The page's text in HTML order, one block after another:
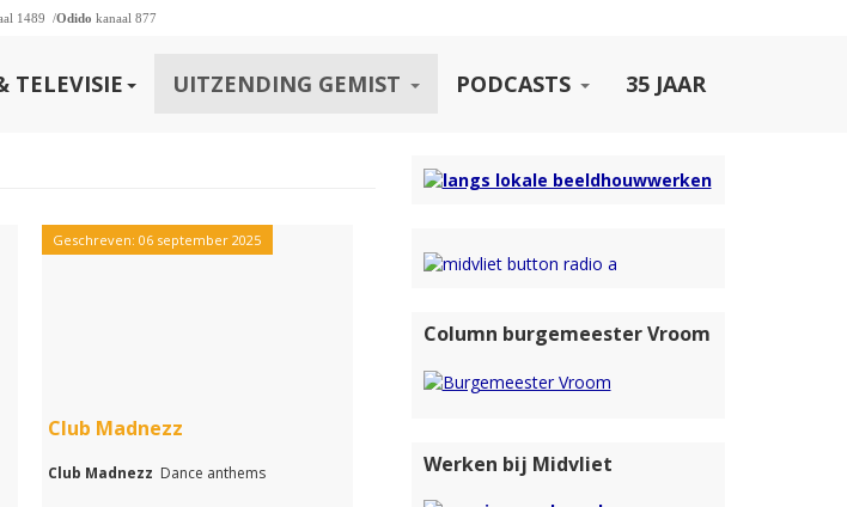
1489 /Odido kanaal 877
TELEVISIE UITZENDING GEMIST PODCASTS 35 JAAR
Geschreven: 06 september 2025
Club Madnezz
Club Madnezz Dance anthems
Column burgemeester Vroom
Werken bij Midvliet